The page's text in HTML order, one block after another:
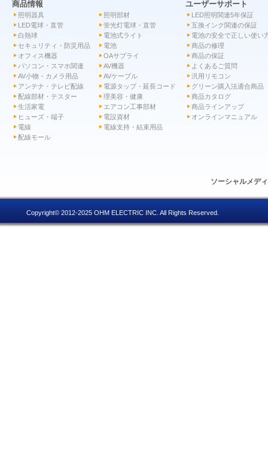
商品情報
照明器具
照明部材
LED電球・直管
蛍光灯電球・直管
白熱球
電池式ライト
セキュリティ・防災用品
電池
オフィス機器
OAサプライ
パソコン・スマホ関連
AV機器
AV小物・カメラ用品
AVケーブル
アンテナ・テレビ配線
電源タップ・延長コード
配線部材・テスター
理美容・健康
生活家電
エアコン工事部材
ヒューズ・端子
電設資材
電線
電線支持・結束用品
配線モール
ユーザーサポート
LED照明関連5年保証
互換インク関連の保証
電池の安全で正しい使い
商品の修理
商品の保証
よくあるご質問
汎用リモコン
グリーン購入法適合商品
商品カタログ
商品ラインアップ
オンラインマニュアル
ソーシャルメデ
Copyright© 2012-2025 OHM ELECTRIC INC. All Rights Reserved.